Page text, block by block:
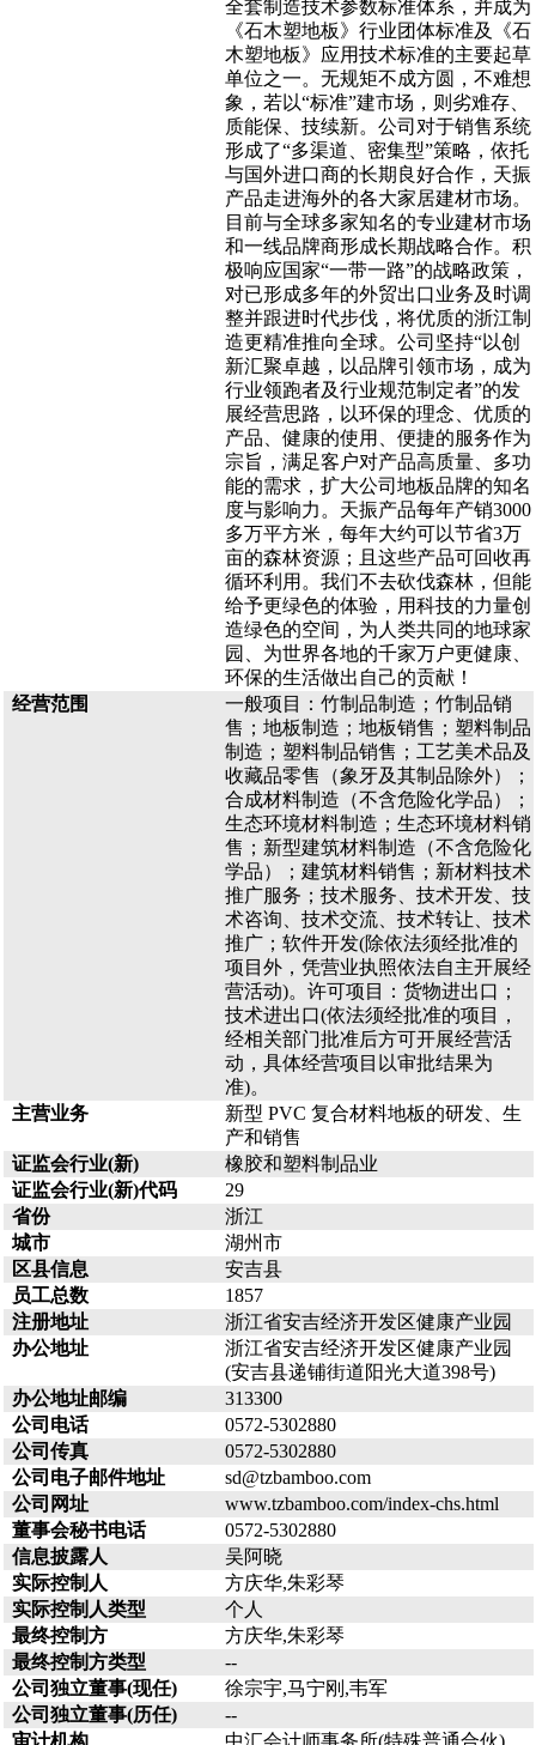
全套制造技术参数标准体系，并成为
《石木塑地板》行业团体标准及《石
木塑地板》应用技术标准的主要起草
单位之一。无规矩不成方圆，不难想
象，若以“标准”建市场，则劣难存、
质能保、技续新。公司对于销售系统
形成了“多渠道、密集型”策略，依托
与国外进口商的长期良好合作，天振
产品走进海外的各大家居建材市场。
目前与全球多家知名的专业建材市场
和一线品牌商形成长期战略合作。积
极响应国家“一带一路”的战略政策，
对已形成多年的外贸出口业务及时调
整并跟进时代步伐，将优质的浙江制
造更精准推向全球。公司坚持“以创
新汇聚卓越，以品牌引领市场，成为
行业领跑者及行业规范制定者”的发
展经营思路，以环保的理念、优质的
产品、健康的使用、便捷的服务作为
宗旨，满足客户对产品高质量、多功
能的需求，扩大公司地板品牌的知名
度与影响力。天振产品每年产销3000
多万平方米，每年大约可以节省3万
亩的森林资源；且这些产品可回收再
循环利用。我们不去砍伐森林，但能
给予更绿色的体验，用科技的力量创
造绿色的空间，为人类共同的地球家
园、为世界各地的千家万户更健康、
环保的生活做出自己的贡献！
经营范围
一般项目：竹制品制造；竹制品销
售；地板制造；地板销售；塑料制品
制造；塑料制品销售；工艺美术品及
收藏品零售（象牙及其制品除外）；
合成材料制造（不含危险化学品）；
生态环境材料制造；生态环境材料销
售；新型建筑材料制造（不含危险化
学品）；建筑材料销售；新材料技术
推广服务；技术服务、技术开发、技
术咨询、技术交流、技术转让、技术
推广；软件开发(除依法须经批准的
项目外，凭营业执照依法自主开展经
营活动)。许可项目：货物进出口；
技术进出口(依法须经批准的项目，
经相关部门批准后方可开展经营活
动，具体经营项目以审批结果为
准)。
主营业务
新型 PVC 复合材料地板的研发、生
产和销售
证监会行业(新)
橡胶和塑料制品业
证监会行业(新)代码
29
省份
浙江
城市
湖州市
区县信息
安吉县
员工总数
1857
注册地址
浙江省安吉经济开发区健康产业园
办公地址
浙江省安吉经济开发区健康产业园
(安吉县递铺街道阳光大道398号)
办公地址邮编
313300
公司电话
0572-5302880
公司传真
0572-5302880
公司电子邮件地址
sd@tzbamboo.com
公司网址
www.tzbamboo.com/index-chs.html
董事会秘书电话
0572-5302880
信息披露人
吴阿晓
实际控制人
方庆华,朱彩琴
实际控制人类型
个人
最终控制方
方庆华,朱彩琴
最终控制方类型
--
公司独立董事(现任)
徐宗宇,马宁刚,韦军
公司独立董事(历任)
--
审计机构
中汇会计师事务所(特殊普通合伙)